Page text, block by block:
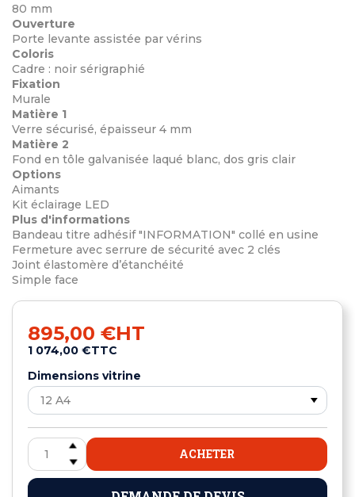
80 mm
Ouverture
Porte levante assistée par vérins
Coloris
Cadre : noir sérigraphié
Fixation
Murale
Matière 1
Verre sécurisé, épaisseur 4 mm
Matière 2
Fond en tôle galvanisée laqué blanc, dos gris clair
Options
Aimants
Kit éclairage LED
Plus d'informations
Bandeau titre adhésif "INFORMATION" collé en usine
Fermeture avec serrure de sécurité avec 2 clés
Joint élastomère d’étanchéité
Simple face
895,00 €HT
1 074,00 €TTC
Dimensions vitrine
ACHETER